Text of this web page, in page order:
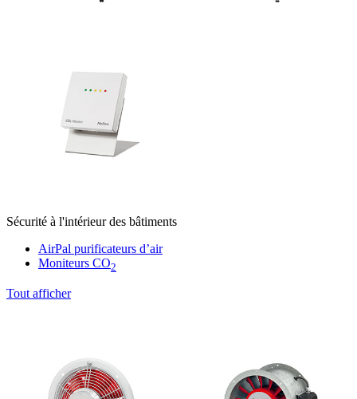
Sécurité à l'intérieur des bâtiments
AirPal purificateurs d’air
Moniteurs CO2
Tout afficher